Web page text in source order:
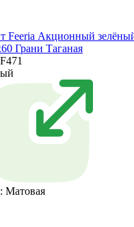
Feeria Акционный
Грани Таганая
Матовая